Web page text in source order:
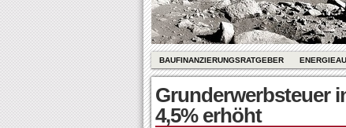
BAUFINANZIERUNGSRATGEBER
Grunderwerbsteuer
4,5% erhöht